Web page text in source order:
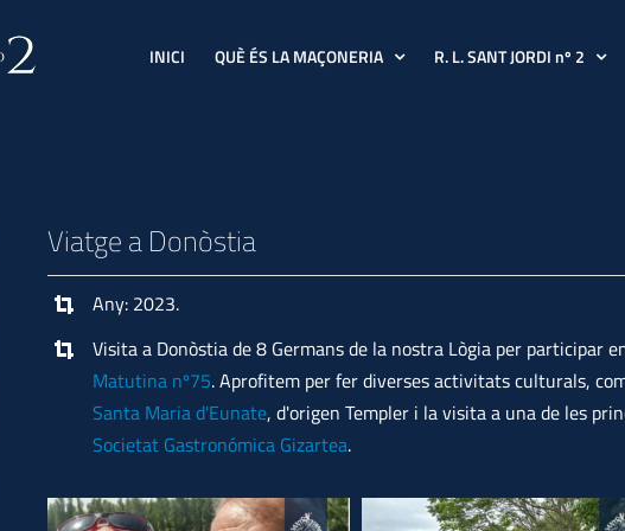
INICI QUÈ ÉS LA MAÇONERIA R. L. SANT JORDI nº 2
Viatge a Donòstia
Any: 2023.
Visita a Donòstia de 8 Germans de la nostra Lògia per participar
Matutina nº75. Aprofitem per fer diverses activitats culturals,
Santa Maria d'Eunate, d'origen Templer i la visita a una de les
Societat Gastronómica Gizartea.